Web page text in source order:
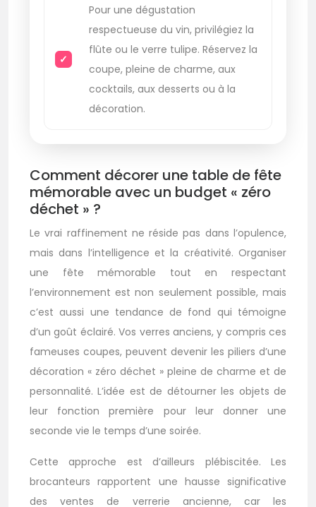
Pour une dégustation
respectueuse du vin, privilégiez la
flûte ou le verre tulipe. Réservez la
coupe, pleine de charme, aux
cocktails, aux desserts ou à la
décoration.
Comment décorer une table de fête
mémorable avec un budget « zéro
déchet » ?
Le vrai raffinement ne réside pas dans l’opulence,
mais dans l’intelligence et la créativité. Organiser
une fête mémorable tout en respectant
l’environnement est non seulement possible, mais
c’est aussi une tendance de fond qui témoigne
d’un goût éclairé. Vos verres anciens, y compris ces
fameuses coupes, peuvent devenir les piliers d’une
décoration « zéro déchet » pleine de charme et de
personnalité. L’idée est de détourner les objets de
leur fonction première pour leur donner une
seconde vie le temps d’une soirée.
Cette approche est d’ailleurs plébiscitée. Les
brocanteurs rapportent une hausse significative
des ventes de verrerie ancienne, car les